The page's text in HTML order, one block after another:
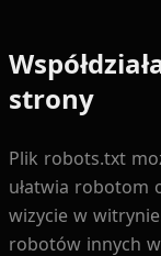
strony
Plik robots.txt
ułatwia robotom
wizycie w
robotów innych